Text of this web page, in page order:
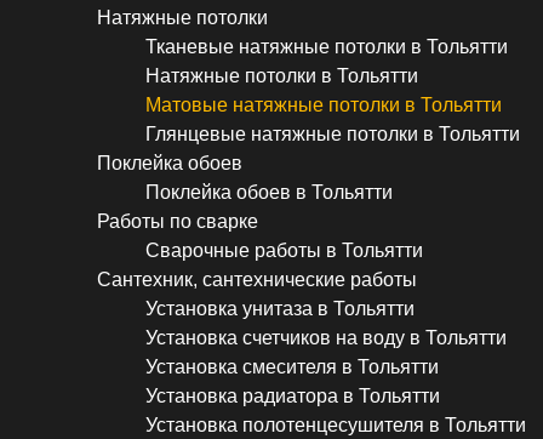
Натяжные потолки
Тканевые натяжные потолки в Тольятти
Натяжные потолки в Тольятти
Матовые натяжные потолки в Тольятти
Глянцевые натяжные потолки в Тольятти
Поклейка обоев
Поклейка обоев в Тольятти
Работы по сварке
Сварочные работы в Тольятти
Сантехник, сантехнические работы
Установка унитаза в Тольятти
Установка счетчиков на воду в Тольятти
Установка смесителя в Тольятти
Установка радиатора в Тольятти
Установка полотенцесушителя в Тольятти